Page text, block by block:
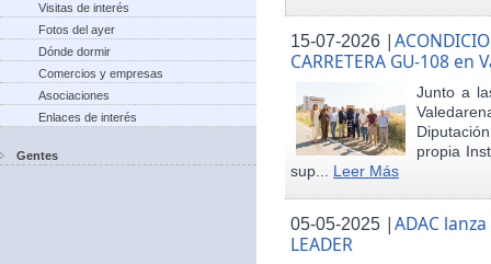
Visitas de interés
Fotos del ayer
Dónde dormir
Comercios y empresas
Asociaciones
Enlaces de interés
Gentes
15-07-2026 |
CARRETERA GU-108 en
Junto a
propia
sup... Leer Más
05-05-2025 |ADAC
LEADER